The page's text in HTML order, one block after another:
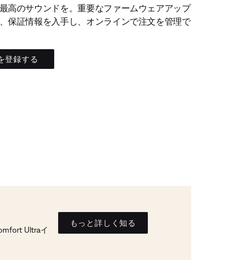
高のサウンドを。重要なファームウェアアップ
保証情報を入手し、オンラインで注文を管理で
登録する
Ultraイ
もっと詳しく知る